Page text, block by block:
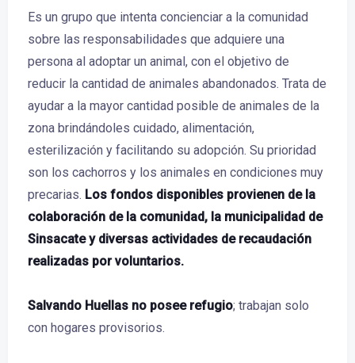
Es un grupo que intenta concienciar a la comunidad
sobre las responsabilidades que adquiere una
persona al adoptar un animal, con el objetivo de
reducir la cantidad de animales abandonados. Trata de
ayudar a la mayor cantidad posible de animales de la
zona brindándoles cuidado, alimentación,
esterilización y facilitando su adopción. Su prioridad
son los cachorros y los animales en condiciones muy
precarias. Los fondos disponibles provienen de la
colaboración de la comunidad, la municipalidad de
Sinsacate y diversas actividades de recaudación
realizadas por voluntarios.
Salvando Huellas no posee refugio; trabajan solo
con hogares provisorios.